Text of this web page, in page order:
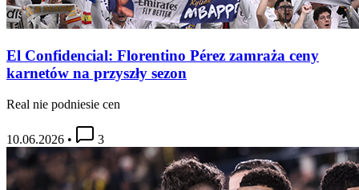
El Confidencial: Florentino Pérez zamraża ceny
karnetów na przyszły sezon
Real nie podniesie cen
10.06.2026 • 3